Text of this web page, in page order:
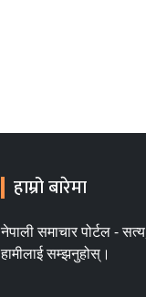
हाम्रो बारेमा
नेपाली समाचार पोर्टल -
हामीलाई सम्झनुहोस्।